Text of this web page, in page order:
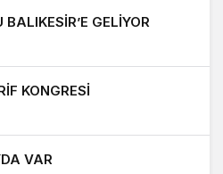
GELİYOR
KONGRESİ
VAR